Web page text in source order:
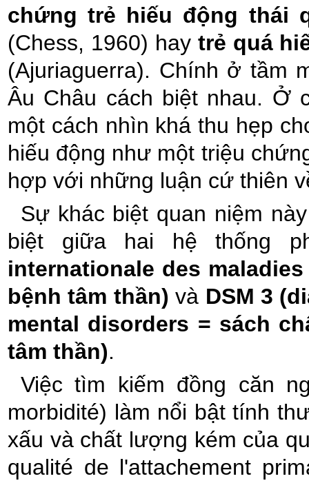
chứng trẻ hiếu động thái
(Chess, 1960) hay trẻ quá
(Ajuriaguerra). Chính ở tầm
Âu Châu cách biệt nhau. Ở
một cách nhìn khá thu hẹp
hiếu động như một triệu
hợp với những luận cứ thiên
Sự khác biệt quan niệm
biệt giữa hai hệ thống
internationale des
bệnh tâm thần) và DSM 3
mental disorders = sách
tâm thần).
Việc tìm kiếm đồng căn
morbidité) làm nổi bật tính
xấu và chất lượng kém của
qualité de l'attachement